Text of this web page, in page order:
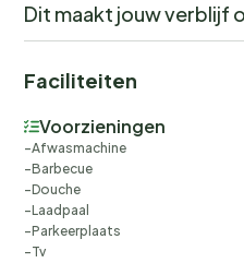
Dit maakt jouw verblijf
Faciliteiten
Voorzieningen
Afwasmachine
Barbecue
Douche
Laadpaal
Parkeerplaats
Tv